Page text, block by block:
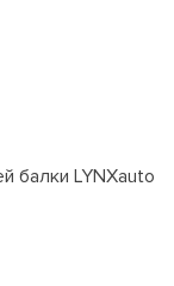
балки LYNXauto